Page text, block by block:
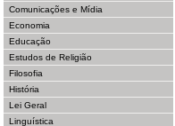
Comunicações e Mídia
Economia
Educação
Estudos de Religião
Filosofia
História
Lei Geral
Linguística